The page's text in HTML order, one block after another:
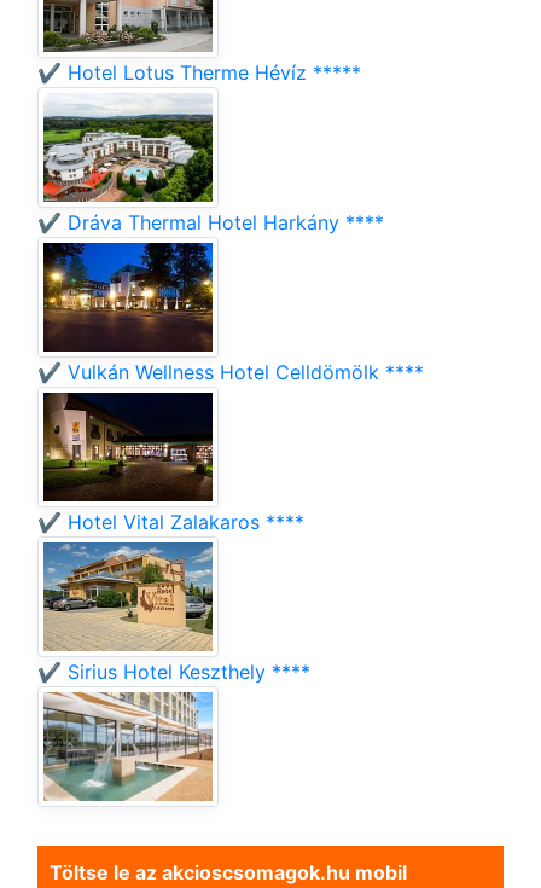
✔️ Hotel Lotus Therme Hévíz *****
✔️ Dráva Thermal Hotel Harkány ****
✔️ Vulkán Wellness Hotel Celldömölk ****
✔️ Hotel Vital Zalakaros ****
✔️ Sirius Hotel Keszthely ****
Töltse le az akcioscsomagok.hu mobil